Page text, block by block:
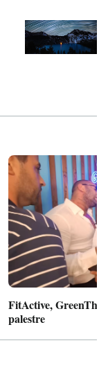
FitActive,
palestre